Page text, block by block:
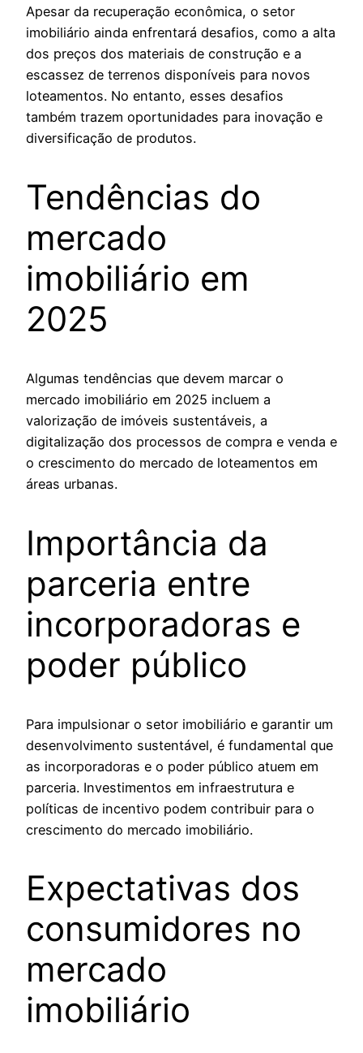
Apesar da recuperação econômica, o setor
imobiliário ainda enfrentará desafios, como a alta
dos preços dos materiais de construção e a
escassez de terrenos disponíveis para novos
loteamentos. No entanto, esses desafios
também trazem oportunidades para inovação e
diversificação de produtos.
Tendências do
mercado
imobiliário em
2025
Algumas tendências que devem marcar o
mercado imobiliário em 2025 incluem a
valorização de imóveis sustentáveis, a
digitalização dos processos de compra e venda e
o crescimento do mercado de loteamentos em
áreas urbanas.
Importância da
parceria entre
incorporadoras e
poder público
Para impulsionar o setor imobiliário e garantir um
desenvolvimento sustentável, é fundamental que
as incorporadoras e o poder público atuem em
parceria. Investimentos em infraestrutura e
políticas de incentivo podem contribuir para o
crescimento do mercado imobiliário.
Expectativas dos
consumidores no
mercado
imobiliário